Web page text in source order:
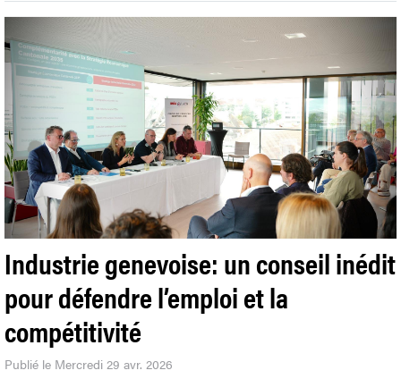
Industrie genevoise: un conseil inédit
pour défendre l’emploi et la
compétitivité
Publié le Mercredi 29 avr. 2026